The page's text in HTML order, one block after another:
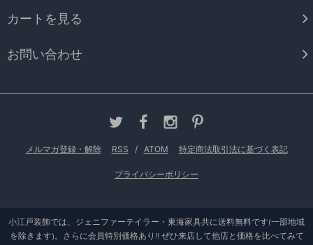
カートを見る
お問い合わせ
メルマガ登録・解除 RSS / ATOM 特定商法取引法に基づく表記
プライバシーポリシー
小江戸装飾では、ジェニファーテイラー・東海家具共に送料無料です(一部地域
を除きます)。さらに会員特別価格あり!! ぜひ来店して他店と価格を比べてみて